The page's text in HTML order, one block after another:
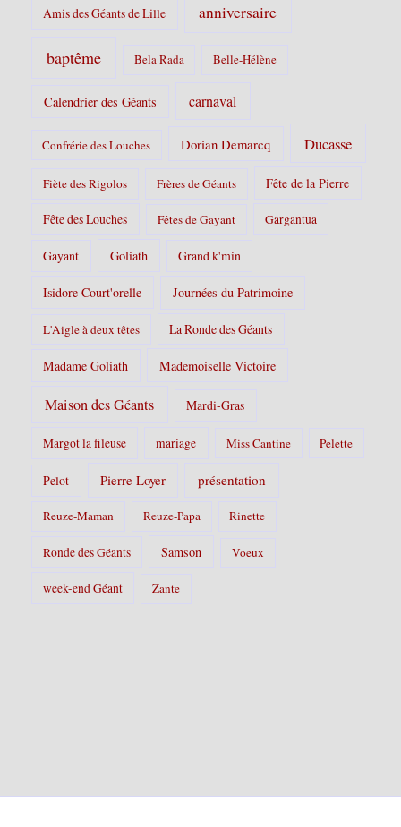
Amis des Géants de Lille anniversaire
baptême Bela Rada Belle-Hélène
Calendrier des Géants carnaval
Confrérie des Louches Dorian Demarcq Ducasse
Fiète des Rigolos Frères de Géants Fête de la Pierre
Fête des Louches Fêtes de Gayant Gargantua
Gayant Goliath Grand k'min
Isidore Court'orelle Journées du Patrimoine
L'Aigle à deux têtes La Ronde des Géants
Madame Goliath Mademoiselle Victoire
Maison des Géants Mardi-Gras
Margot la fileuse mariage Miss Cantine Pelette
Pelot Pierre Loyer présentation
Reuze-Maman Reuze-Papa Rinette
Ronde des Géants Samson Voeux
week-end Géant Zante